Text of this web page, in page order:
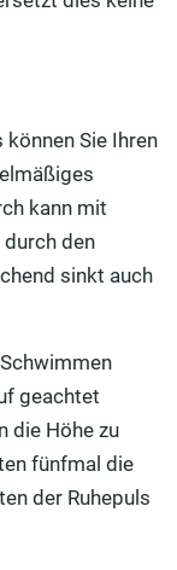
Sie Ihren
kann mit
den
sinkt auch
geachtet
die Höhe zu
fünfmal die
der Ruhepuls